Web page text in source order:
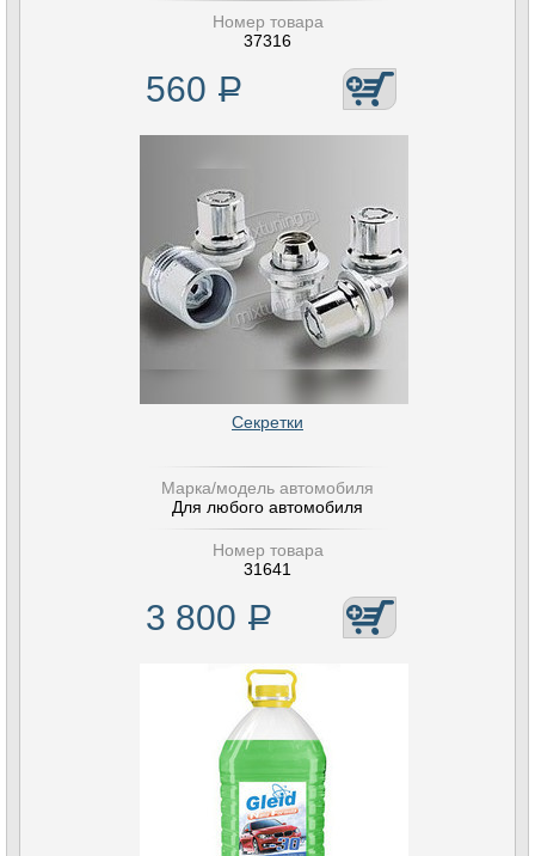
Номер товара
37316
560 Р
Секретки
Марка/модель автомобиля
Для любого автомобиля
Номер товара
31641
3 800 Р